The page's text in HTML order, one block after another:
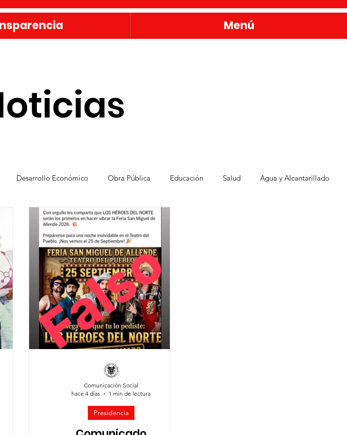
Desarrollo Económico Obra Pública Educación Salud Agua y Alcantarillado
y Desarrollo Social Publicaciones Administración Pública
organizada Comunidades rurales Agua
Presidencia
Comunicación Social
hace 4 días
1 min de lectura
Menú